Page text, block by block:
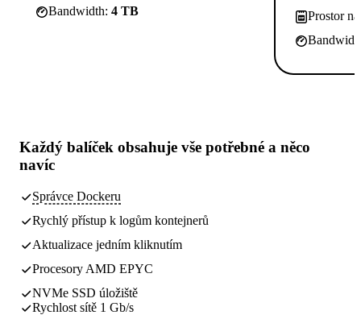
Bandwidth: 4 TB
Prostor
Každý balíček obsahuje vše potřebné a něco
navíc
Správce Dockeru
Rychlý přístup k logům kontejnerů
Aktualizace jedním kliknutím
Procesory AMD EPYC
NVMe SSD úložiště
Rychlost sítě 1 Gb/s